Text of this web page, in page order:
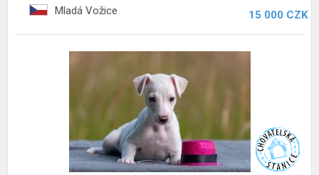
Mladá Vožice 15 000 CZK